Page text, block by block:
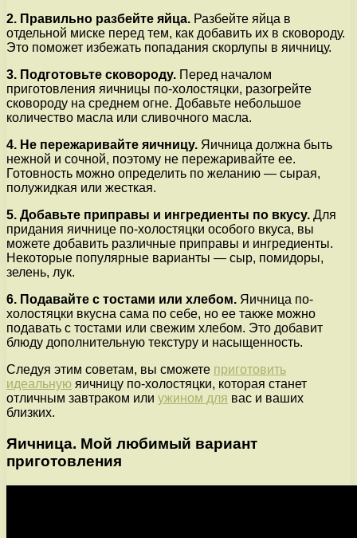
2. Правильно разбейте яйца. Разбейте яйца в
отдельной миске перед тем, как добавить их в сковороду.
Это поможет избежать попадания скорлупы в яичницу.
3. Подготовьте сковороду. Перед началом
приготовления яичницы по-холостяцки, разогрейте
сковороду на среднем огне. Добавьте небольшое
количество масла или сливочного масла.
4. Не пережаривайте яичницу. Яичница должна быть
нежной и сочной, поэтому не пережаривайте ее.
Готовность можно определить по желанию — сырая,
полужидкая или жесткая.
5. Добавьте приправы и ингредиенты по вкусу. Для
придания яичнице по-холостяцки особого вкуса, вы
можете добавить различные приправы и ингредиенты.
Некоторые популярные варианты — сыр, помидоры,
зелень, лук.
6. Подавайте с тостами или хлебом. Яичница по-
холостяцки вкусна сама по себе, но ее также можно
подавать с тостами или свежим хлебом. Это добавит
блюду дополнительную текстуру и насыщенность.
Следуя этим советам, вы сможете приготовить
идеальную яичницу по-холостяцки, которая станет
отличным завтраком или ужином для вас и ваших
близких.
Яичница. Мой любимый вариант
приготовления